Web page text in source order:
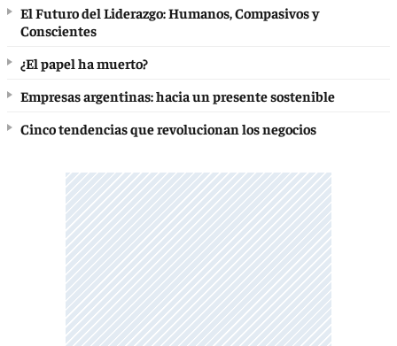
El Futuro del Liderazgo: Humanos, Compasivos y
Conscientes
¿El papel ha muerto?
Empresas argentinas: hacia un presente sostenible
Cinco tendencias que revolucionan los negocios